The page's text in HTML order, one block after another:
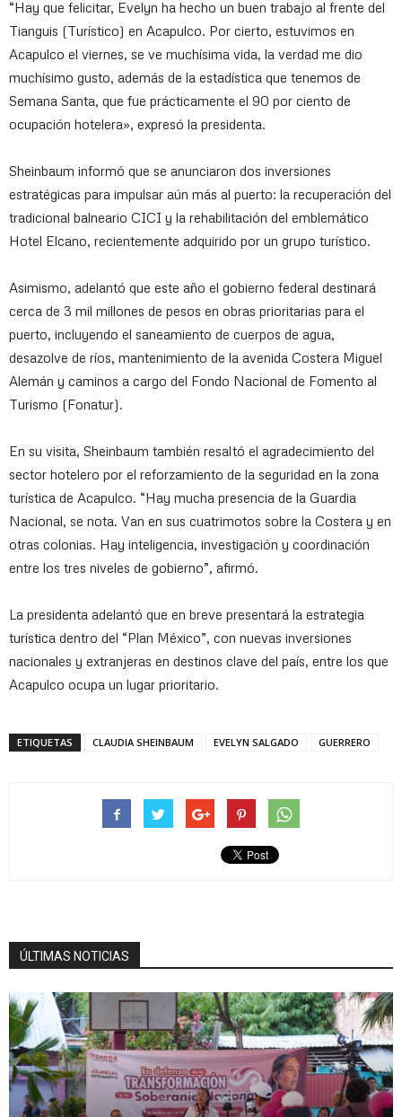
“Hay que felicitar, Evelyn ha hecho un buen trabajo al frente del
Tianguis (Turístico) en Acapulco. Por cierto, estuvimos en
Acapulco el viernes, se ve muchísima vida, la verdad me dio
muchísimo gusto, además de la estadística que tenemos de
Semana Santa, que fue prácticamente el 90 por ciento de
ocupación hotelera», expresó la presidenta.
Sheinbaum informó que se anunciaron dos inversiones
estratégicas para impulsar aún más al puerto: la recuperación del
tradicional balneario CICI y la rehabilitación del emblemático
Hotel Elcano, recientemente adquirido por un grupo turístico.
Asimismo, adelantó que este año el gobierno federal destinará
cerca de 3 mil millones de pesos en obras prioritarias para el
puerto, incluyendo el saneamiento de cuerpos de agua,
desazolve de ríos, mantenimiento de la avenida Costera Miguel
Alemán y caminos a cargo del Fondo Nacional de Fomento al
Turismo (Fonatur).
En su visita, Sheinbaum también resaltó el agradecimiento del
sector hotelero por el reforzamiento de la seguridad en la zona
turística de Acapulco. “Hay mucha presencia de la Guardia
Nacional, se nota. Van en sus cuatrimotos sobre la Costera y en
otras colonias. Hay inteligencia, investigación y coordinación
entre los tres niveles de gobierno”, afirmó.
La presidenta adelantó que en breve presentará la estrategia
turística dentro del “Plan México”, con nuevas inversiones
nacionales y extranjeras en destinos clave del país, entre los que
Acapulco ocupa un lugar prioritario.
ETIQUETAS CLAUDIA SHEINBAUM EVELYN SALGADO GUERRERO
ÚLTIMAS NOTICIAS